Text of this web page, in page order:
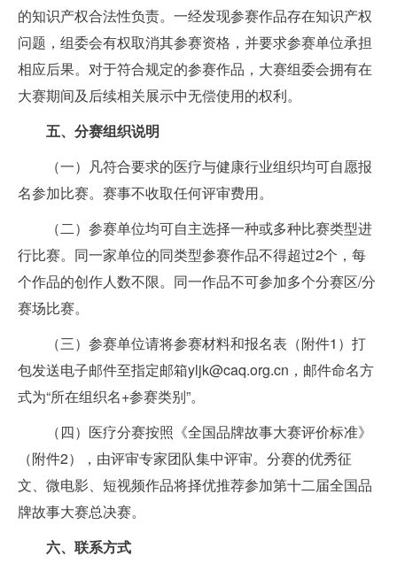
的知识产权合法性负责。一经发现参赛作品存在知识产权
问题，组委会有权取消其参赛资格，并要求参赛单位承担
相应后果。对于符合规定的参赛作品，大赛组委会拥有在
大赛期间及后续相关展示中无偿使用的权利。
五、分赛组织说明
（一）凡符合要求的医疗与健康行业组织均可自愿报
名参加比赛。赛事不收取任何评审费用。
（二）参赛单位均可自主选择一种或多种比赛类型进
行比赛。同一家单位的同类型参赛作品不得超过2个，每
个作品的创作人数不限。同一作品不可参加多个分赛区/分
赛场比赛。
（三）参赛单位请将参赛材料和报名表（附件1）打
包发送电子邮件至指定邮箱yljk@caq.org.cn，邮件命名方
式为“所在组织名+参赛类别”。
（四）医疗分赛按照《全国品牌故事大赛评价标准》
（附件2），由评审专家团队集中评审。分赛的优秀征
文、微电影、短视频作品将择优推荐参加第十二届全国品
牌故事大赛总决赛。
六、联系方式